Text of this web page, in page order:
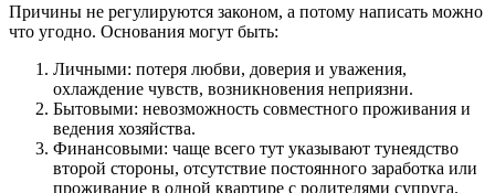
Причины не регулируются законом, а потому написать можно
что угодно. Основания могут быть:
Личными: потеря любви, доверия и уважения,
охлаждение чувств, возникновения неприязни.
Бытовыми: невозможность совместного проживания и
ведения хозяйства.
Финансовыми: чаще всего тут указывают тунеядство
второй стороны, отсутствие постоянного заработка или
проживание в одной квартире с родителями супруга.